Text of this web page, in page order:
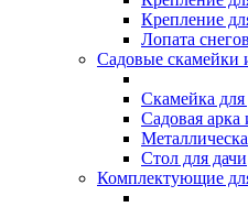
Крепление
Лопата
Садовые скамейки
Скамейка для
Садовая арка
Стол для дачи
Комплектующие